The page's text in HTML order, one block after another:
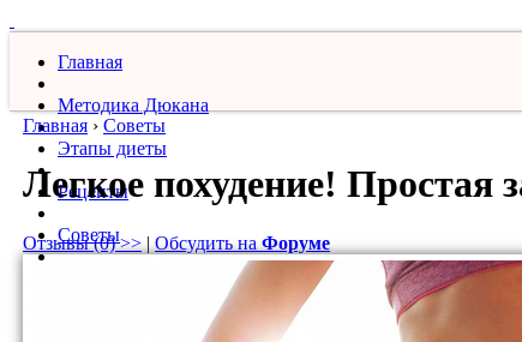
Главная
Методика Дюкана
Этапы диеты
Рецепты
Советы
Главная › Советы
Легкое похудение! Простая
Отзывы (0) >> | Обсудить на Форуме